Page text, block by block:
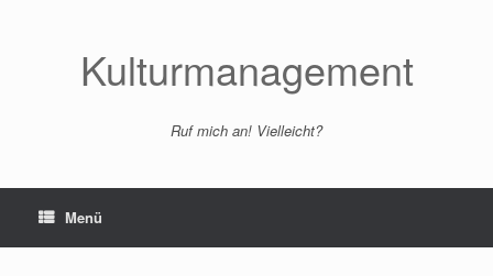
Kulturmanagement
Ruf mich an! Vielleicht?
Menü